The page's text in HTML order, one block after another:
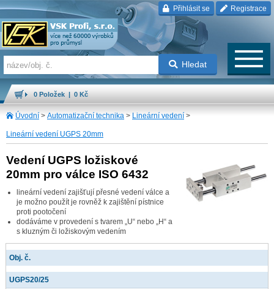
Přihlásit se Registrace
Hledat
0 Položek | 0 Kč
Úvodní > Automatizační technika > Lineární vedení >
Lineární vedení UGPS 20mm
Vedení UGPS ložiskové
20mm pro válce ISO 6432
lineární vedení zajišťují přesné vedení válce a
je možno použít je rovněž k zajištění pístnice
proti pootočení
dodáváme v provedení s tvarem „U“ nebo „H“ a
s kluzným či ložiskovým vedením
Obj. č.
UGPS20/25